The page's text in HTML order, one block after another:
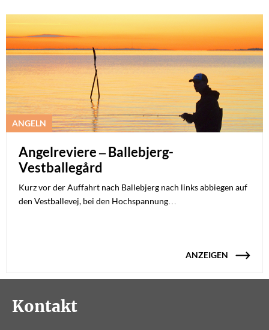
ANGELN
Angelreviere – Ballebjerg-
Vestballegård
Kurz vor der Auffahrt nach Ballebjerg nach links abbiegen auf
den Vestballevej, bei den Hochspannung…
ANZEIGEN
Kontakt